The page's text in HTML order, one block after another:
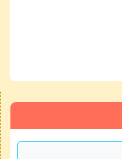
右邊區域內容